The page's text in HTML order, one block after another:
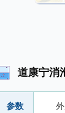
道康宁消
参数